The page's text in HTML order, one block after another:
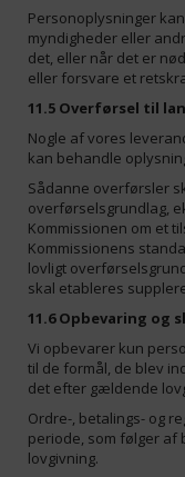
Personoplysninger
myndigheder eller
det, eller når det er
eller forsvare et
11.5 Overførsel til
Nogle af vores
kan behandle
Sådanne overførsler
overførselsgrundlag,
Kommissionen om et
Kommissionens
lovligt
skal etableres
11.6 Opbevaring og
Vi opbevarer kun
til de formål, de blev
det efter gældende
Ordre-, betalings- og
periode, som følger af
lovgivning.